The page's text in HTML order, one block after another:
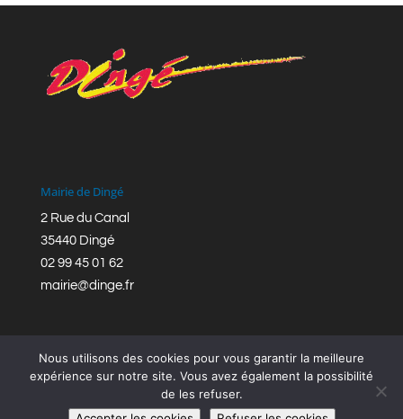
Mairie de Dingé
2 Rue du Canal
35440 Dingé
02 99 45 01 62
mairie@dinge.fr
Réalisation © Mairie de Dingé,Bretagne Romantique
Nous utilisons des cookies pour vous garantir la meilleure
expérience sur notre site. Vous avez également la possibilité
de les refuser.